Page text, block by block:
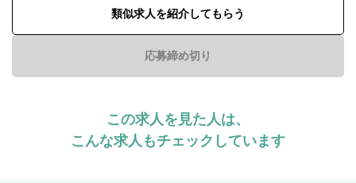
類似求人を紹介してもらう
応募締め切り
この求人を見た人は、
こんな求人もチェックしています